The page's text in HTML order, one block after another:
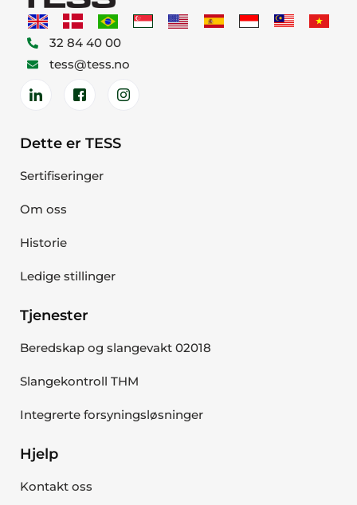
32 84 40 00
tess@tess.no
Dette er TESS
Sertifiseringer
Om oss
Historie
Ledige stillinger
Tjenester
Beredskap og slangevakt 02018
Slangekontroll THM
Integrerte forsyningsløsninger
Hjelp
Kontakt oss